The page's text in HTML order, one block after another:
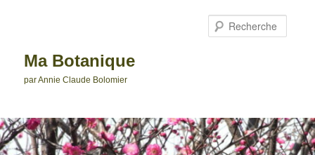
Ma Botanique
par Annie Claude Bolomier